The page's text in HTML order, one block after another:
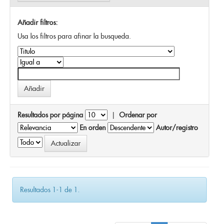
Añadir filtros:
Usa los filtros para afinar la busqueda.
Resultados por página | Ordenar por
En orden
Autor/registro
Resultados 1-1 de 1.